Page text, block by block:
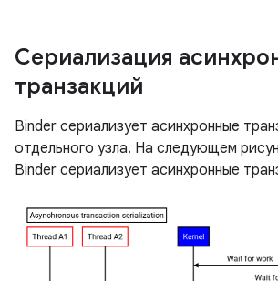
Сериализация
транзакций
Binder сериализует асинхронные
отдельного узла. На следующем
Binder сериализует асинхронные